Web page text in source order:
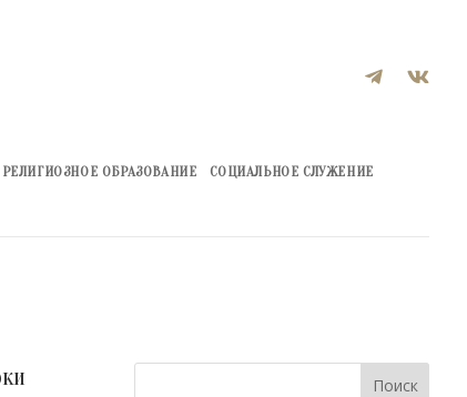
 
РЕЛИГИОЗНОЕ ОБРАЗОВАНИЕ
СОЦИАЛЬНОЕ СЛУЖЕНИЕ
Поиск